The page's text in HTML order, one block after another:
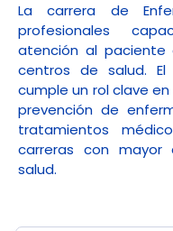
La carrera de
profesionales
atención al paciente
centros de salud.
cumple un rol clave
prevención de
tratamientos
carreras con
salud.